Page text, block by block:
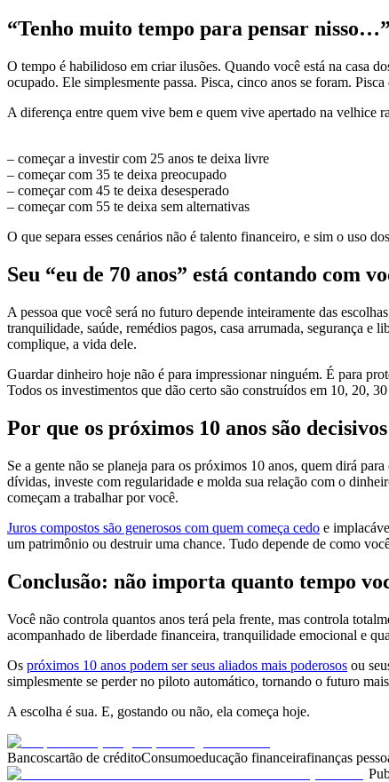
“Tenho muito tempo para pensar
O tempo é habilidoso em criar ilusões. Quando você está na casa
ocupado. Ele simplesmente passa. Pisca, cinco anos se foram.
A diferença entre quem vive bem e quem vive apertado na velhice
– começar a investir com 25 anos te deixa livre
– começar com 35 te deixa preocupado
– começar com 45 te deixa desesperado
– começar com 55 te deixa sem alternativas
O que separa esses cenários não é talento financeiro, e sim o uso
Seu “eu de 70 anos” está contando com
A pessoa que você será no futuro depende inteiramente das
tranquilidade, saúde, remédios pagos, casa arrumada, segurança
complique, a vida dele.
Guardar dinheiro hoje não é para impressionar ninguém. É para
Todos os investimentos que dão certo são construídos em 10, 20,
Por que os próximos 10 anos são
Se a gente não se planeja para os próximos 10 anos, quem dirá
dívidas, investe com regularidade e molda sua relação com o
começam a trabalhar por você.
Juros compostos são generosos com quem começa cedo e
um patrimônio ou destruir uma chance. Tudo depende de como
Conclusão: não importa quanto tempo
Você não controla quantos anos terá pela frente, mas controla
acompanhado de liberdade financeira, tranquilidade emocional e
Os próximos 10 anos podem ser seus aliados mais poderosos ou
simplesmente se perder no piloto automático, tornando o futuro
A escolha é sua. E, gostando ou não, ela começa hoje.
Bancoscartão de créditoConsumoeducação financeirafinanças